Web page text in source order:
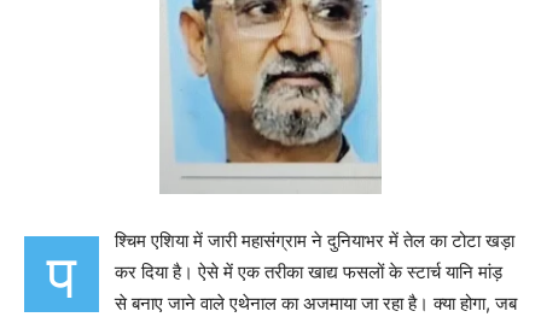
प
श्चिम एशिया में जारी महासंग्राम ने दुनियाभर में तेल का टोटा खड़ा
कर दिया है। ऐसे में एक तरीका खाद्य फसलों के स्टार्च यानि मांड़
से बनाए जाने वाले एथेनाल का अजमाया जा रहा है। क्या होगा, जब